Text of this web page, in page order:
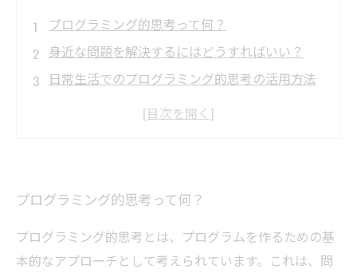
プログラミング的思考って何？
身近な問題を解決するにはどうすればいい？
日常生活でのプログラミング的思考の活用方法
の応用方法
プログラミング的思考って何？
プログラミング的思考とは、プログラムを作るための基
本的なアプローチとして考えられています。これは、問